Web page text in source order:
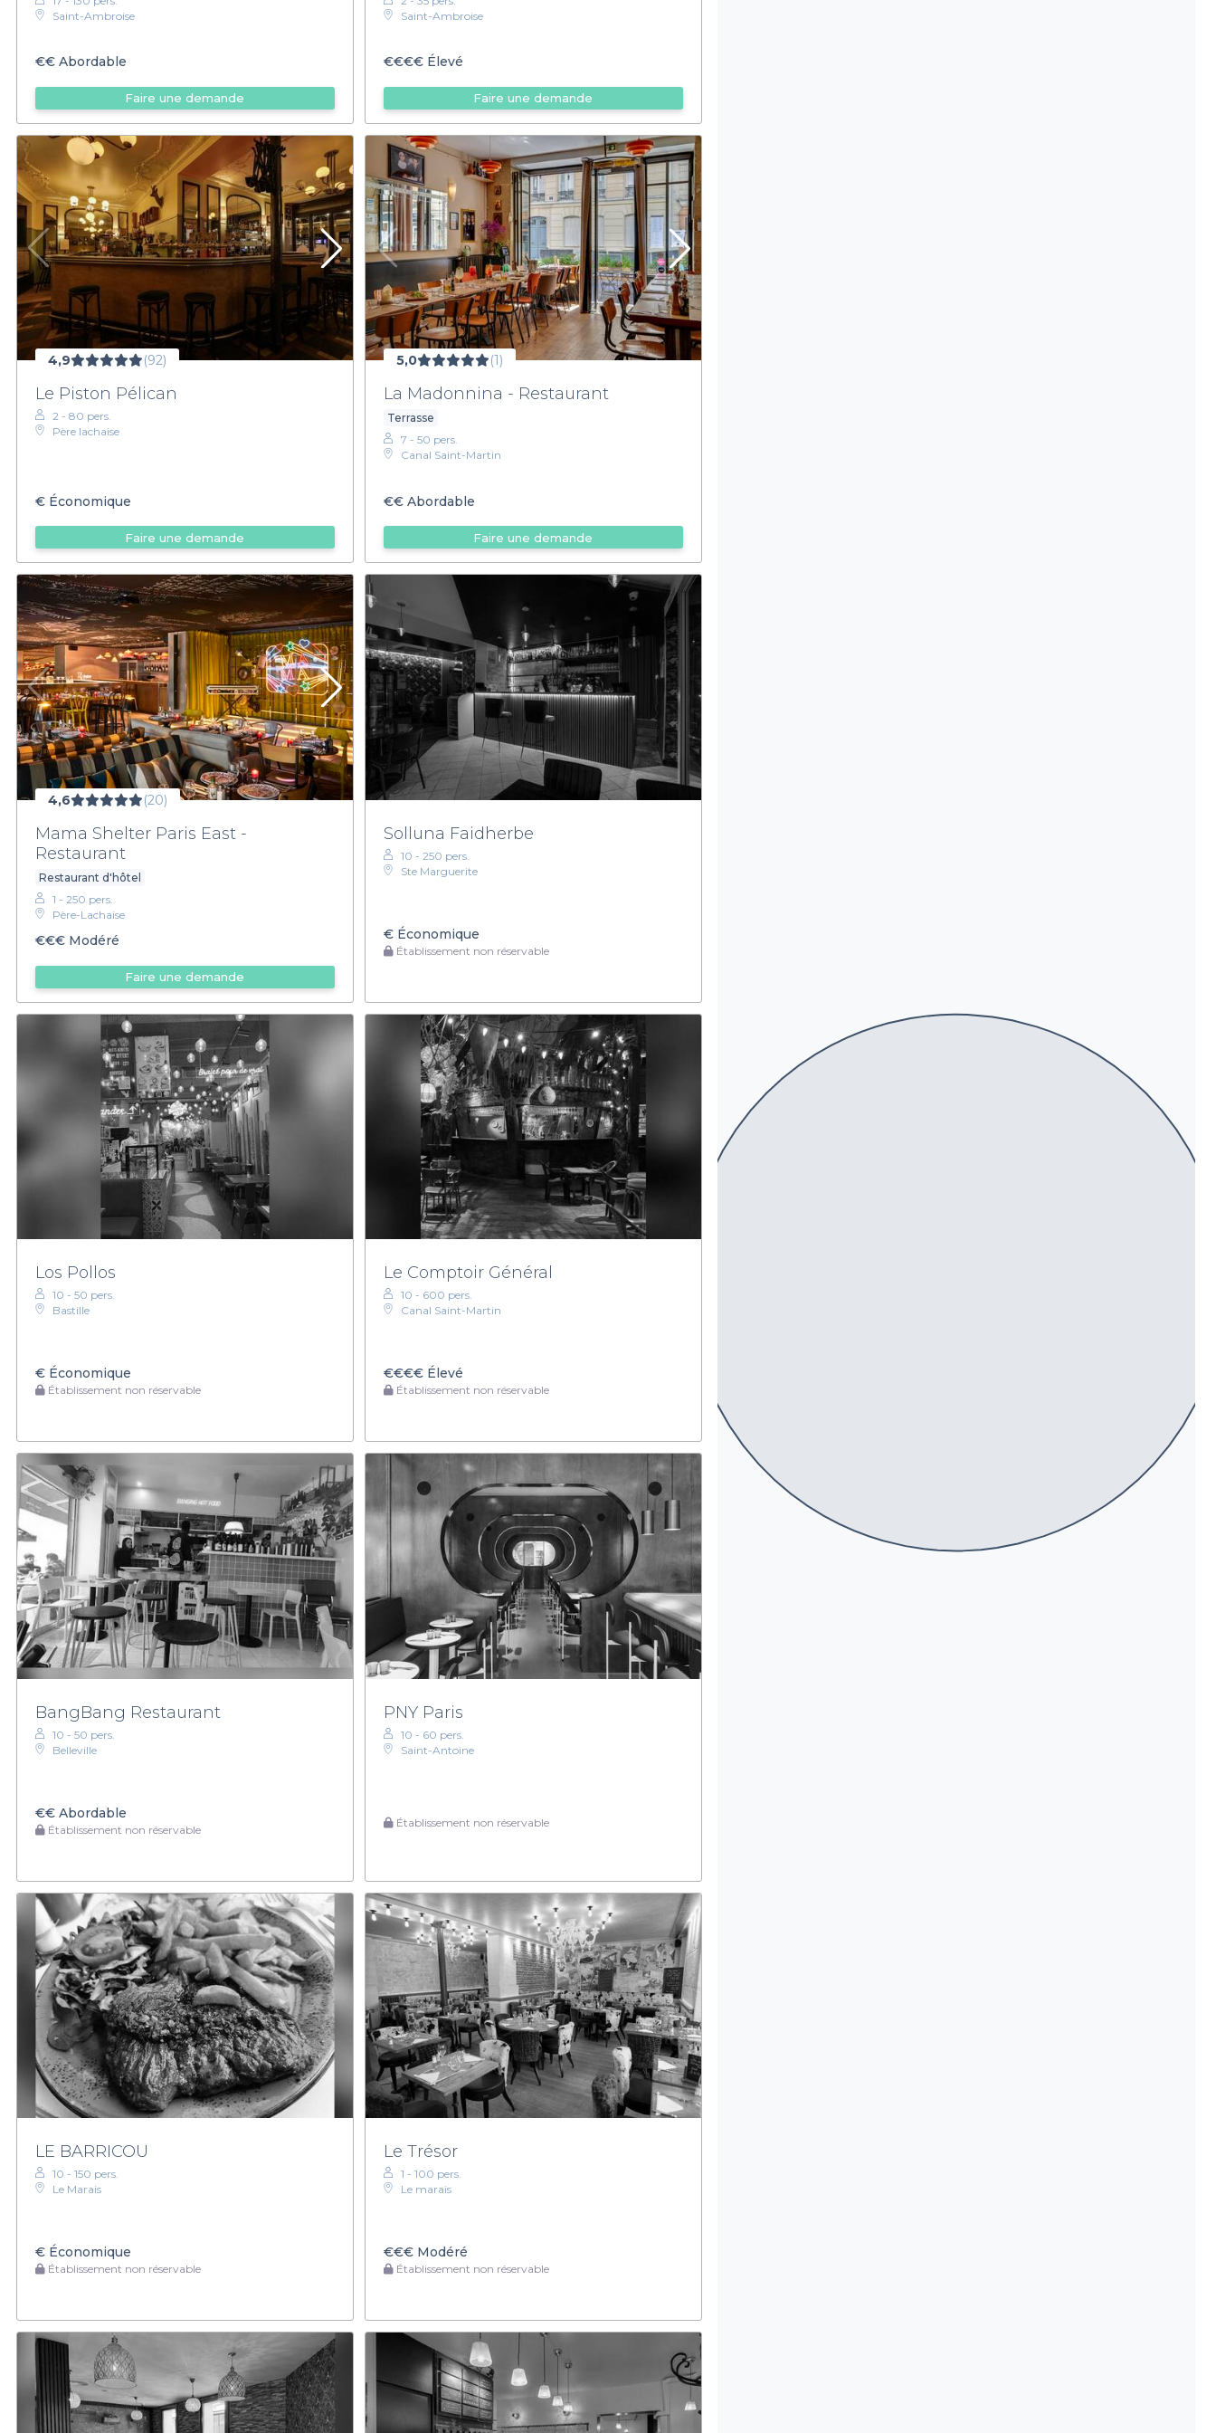
Saint-Ambroise
€€ Abordable
Faire une demande
Saint-Ambroise
€€€€Élevé
Faire une demande
4,9 (92)
Le Piston Pélican
2 - 80 pers.
Père lachaise
€ Économique
Faire une demande
5,0 (1)
La Madonnina - Restaurant
Terrasse
7 - 50 pers.
Canal Saint-Martin
€€Abordable
Faire une demande
4,6 (20)
Mama Shelter Paris East -
Restaurant
Restaurant d'hôtel
1 - 250 pers.
Père-Lachaise
€€€ Modéré
Faire une demande
Solluna Faidherbe
10 - 250 pers.
Ste Marguerite
€Économique
Établissement non réservable
Los Pollos
10 - 50 pers.
Bastille
€ Économique
Établissement non réservable
Le Comptoir Général
10 - 600 pers.
Canal Saint-Martin
€€€€Élevé
Établissement non réservable
BangBang Restaurant
10 - 50 pers.
Belleville
€€ Abordable
Établissement non réservable
PNY Paris
10 - 60 pers.
Saint-Antoine
Établissement non réservable
LE BARRICOU
10 - 150 pers.
Le Marais
€ Économique
Établissement non réservable
Le Trésor
1 - 100 pers.
Le marais
€€€Modéré
Établissement non réservable